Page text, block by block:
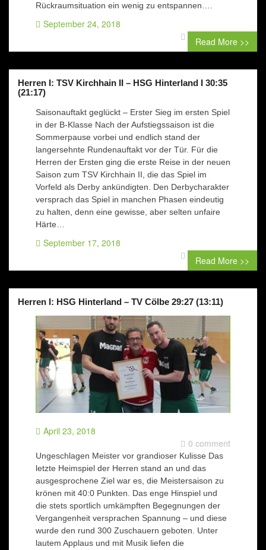
Rückraumsituation ein wenig zu entspannen….
September 24, 2018
0 comment
Read More >>
Herren I: TSV Kirchhain II – HSG Hinterland I 30:35
(21:17)
Saisonauftakt geglückt – Erster Sieg im ersten Spiel
in der B-Klasse Nach der Aufstiegssaison ist die
Sommerpause vorbei und endlich stand der
langersehnte Rundenauftakt vor der Tür. Für die
Herren der Ersten ging die erste Reise in der neuen
Saison zum TSV Kirchhain II, die das Spiel im
Vorfeld als Derby ankündigten. Den Derbycharakter
versprach das Spiel in manchen Phasen eindeutig
zu halten, denn eine gewisse, aber selten unfaire
Härte…
September 17, 2018
0 comment
Read More >>
Herren I: HSG Hinterland – TV Cölbe 29:27 (13:11)
April 23, 2018
0 comment
Ungeschlagen Meister vor grandioser Kulisse Das
letzte Heimspiel der Herren stand an und das
ausgesprochene Ziel war es, die Meistersaison zu
krönen mit 40:0 Punkten. Das enge Hinspiel und
die stets sportlich umkämpften Begegnungen der
Vergangenheit versprachen Spannung – und diese
wurde den rund 300 Zuschauern geboten. Unter
lautem Applaus und mit Musik liefen die